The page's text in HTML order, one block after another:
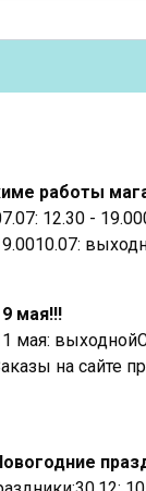
работы
12.30 -
мая!!!
мая:
на сайте